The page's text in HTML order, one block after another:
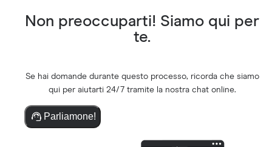
Non preoccuparti! Siamo qui per
te.
Se hai domande durante questo processo, ricorda che siamo
qui per aiutarti 24/7 tramite la nostra chat online.
Parliamone!